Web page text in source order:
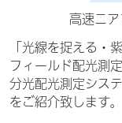
高速ニ
「光線を捉える・
フィールド配光測
分光配光測定シス
をご紹介致します。